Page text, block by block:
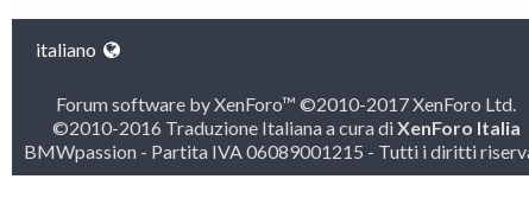
italiano
Forum software by XenForo™ ©2010-2017 XenForo Ltd.
©2010-2016 Traduzione Italiana a cura diXenForo Italia
BMWpassion - Partita IVA 06089001215 - Tutti i diritti